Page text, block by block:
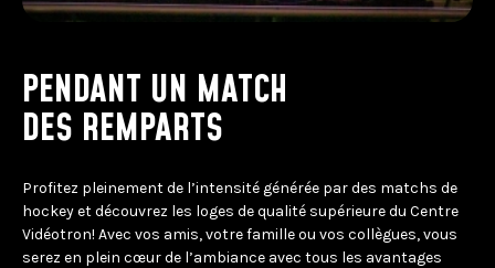
PENDANT UN MATCH
DES REMPARTS
Profitez pleinement de l’intensité générée par des matchs de
hockey et découvrez les loges de qualité supérieure du Centre
Vidéotron! Avec vos amis, votre famille ou vos collègues, vous
serez en plein cœur de l’ambiance avec tous les avantages